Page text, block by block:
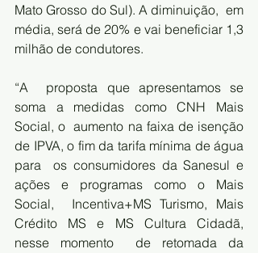
Mato Grosso do Sul). A diminuição,  em
média, será de 20% e vai beneficiar 1,3
milhão de condutores.
“A  proposta que apresentamos se
soma a medidas como CNH Mais
Social, o  aumento na faixa de isenção
de IPVA, o fim da tarifa mínima de água
para  os consumidores da Sanesul e
ações e programas como o Mais
Social,  Incentiva+MS Turismo, Mais
Crédito MS e MS Cultura Cidadã,
nesse momento  de retomada da